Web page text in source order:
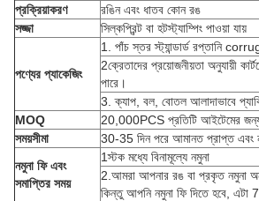
প্রক্রিয়াকরণ
রঙিন এবং ধাতব কোন রঙ
সজ্জা
সিল্কপ্রিন্ট বা হটস্ট্যাম্পিং পাওয়া যায়
পণ্যের প্যাকেজিং
1. পাঁচ স্তর স্ট্যান্ডার্ড রপ্তানি
2ক্রেতাদের প্রয়োজনীয়তা অনুযায়ী
পারে।
3. ক্যাপ, বল, বোতল আলাদাভাবে
MOQ
20,000PCS প্রতিটি আইটেমের
সময়সীমা
30-35 দিন পরে আমানত প্রাপ্ত এবং
নমুনা ফি এবং
সমাপ্তির সময়
1স্টক মধ্যে বিনামূল্যে নমুনা
2.আমরা আপনার রঙ বা প্রকৃত নমুনা
কিন্তু আপনি নমুনা ফি দিতে হবে, এটা